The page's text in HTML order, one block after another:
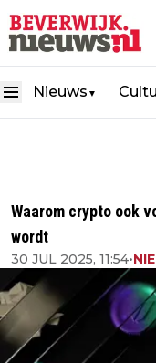
Nieuws ▼
Waarom crypto ook
wordt
30 JUL 2025, 11:54•